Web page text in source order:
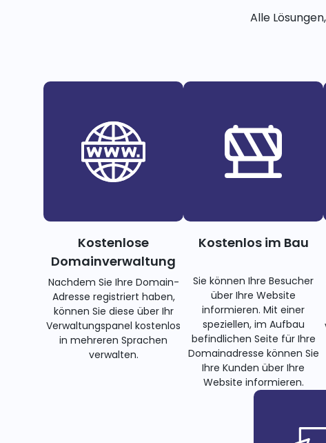
Alle
Kostenlose
Domainverwaltung
Nachdem Sie Ihre Domain-
Adresse registriert haben,
können Sie diese über Ihr
Verwaltungspanel kostenlos
in mehreren Sprachen
verwalten.
Kostenlos im Bau
Sie können Ihre Besucher
über Ihre Website
informieren. Mit einer
speziellen, im Aufbau
befindlichen Seite für Ihre
Domainadresse können Sie
Ihre Kunden über Ihre
Website informieren.